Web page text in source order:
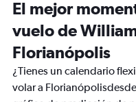
El mejor
vuelo de
Florianópolis
¿Tienes un calendario
volar a